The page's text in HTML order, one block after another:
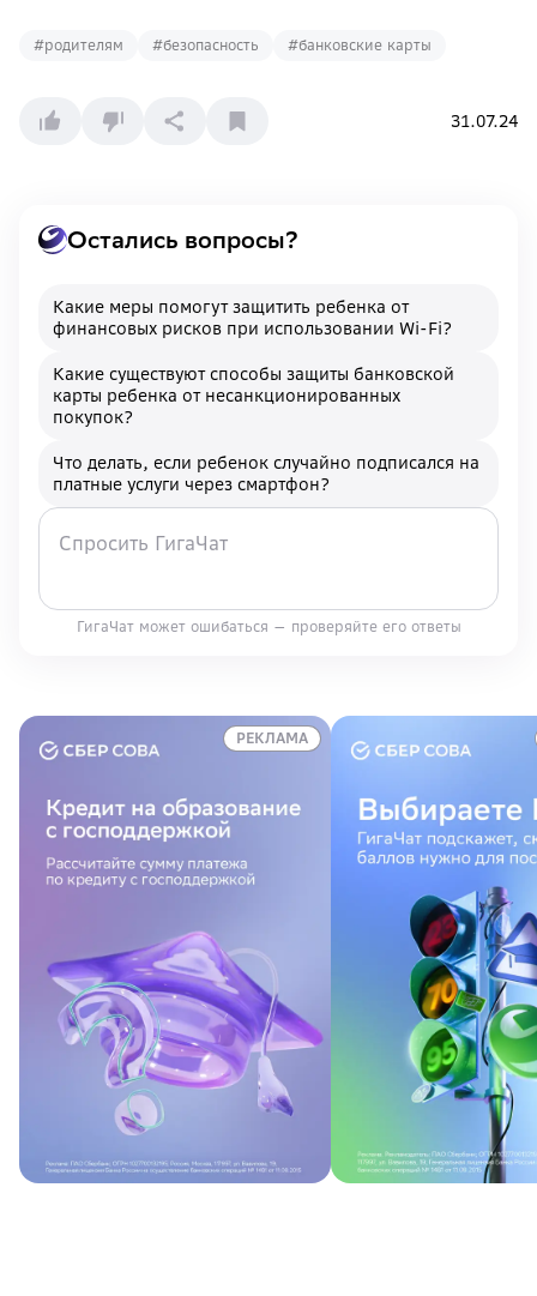
#родителям #безопасность #банковские карты
31.07.24
Остались вопросы?
Какие меры помогут защитить ребенка от
финансовых рисков при использовании Wi-Fi?
Какие существуют способы защиты банковской
карты ребенка от несанкционированных
покупок?
Что делать, если ребенок случайно подписался на
платные услуги через смартфон?
ГигаЧат может ошибаться — проверяйте его ответы
РЕКЛАМА